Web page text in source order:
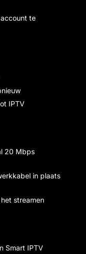
te
IPTV
20 Mbps
in plaats
streamen
Smart IPTV